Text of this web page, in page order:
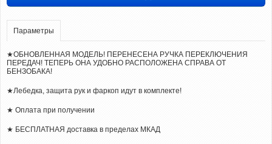
Параметры
★ОБНОВЛЕННАЯ МОДЕЛЬ! ПЕРЕНЕСЕНА РУЧКА ПЕРЕКЛЮЧЕНИЯ
ПЕРЕДАЧ! ТЕПЕРЬ ОНА УДОБНО РАСПОЛОЖЕНА СПРАВА ОТ
БЕНЗОБАКА!
★Лебедка, защита рук и фаркоп идут в комплекте!
★ Оплата при получении
★ БЕСПЛАТНАЯ доставка в пределах МКАД